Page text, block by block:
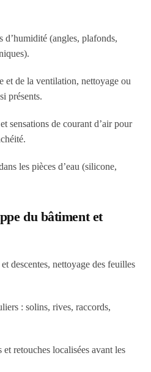
d’humidité (angles, plafonds,
et de la ventilation, nettoyage ou
présents.
sensations de courant d’air pour
les pièces d’eau (silicone,
du bâtiment et
descentes, nettoyage des feuilles
: solins, rives, raccords,
retouches localisées avant les